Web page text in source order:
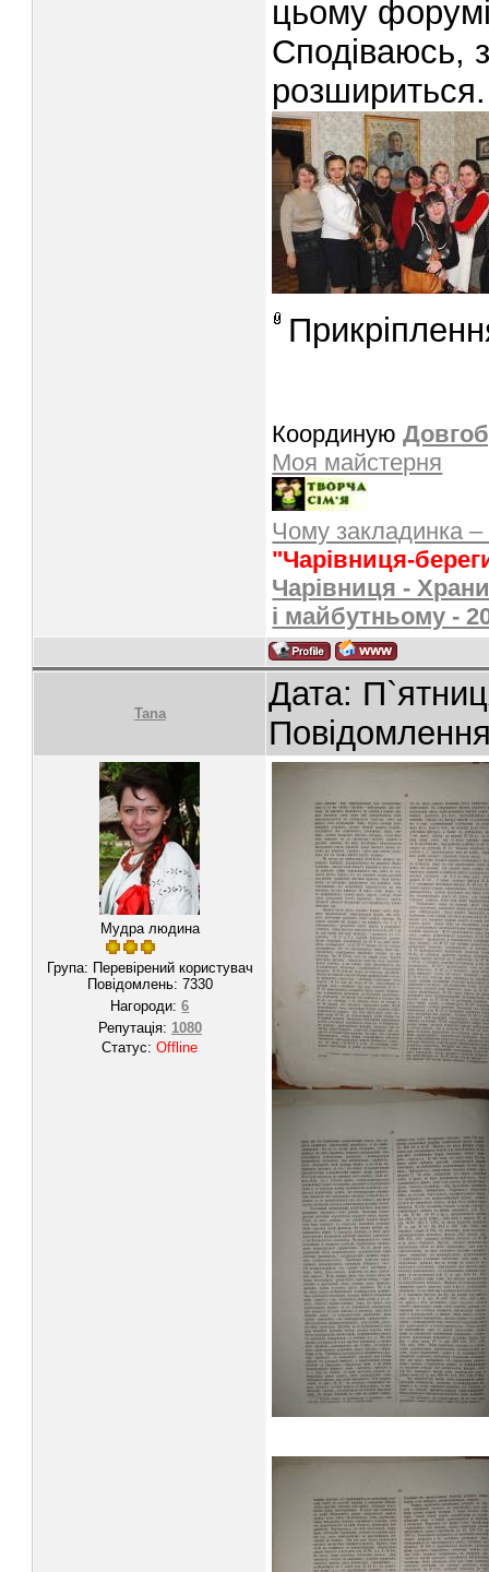
цьому
Сподіваюсь,
Координую
Моя майстерня
Чому закладинка
"Чарівниця-
Чарівниця -
і майбутньому -
Tana
Дата:
Мудра людина
Група: Перевірений користувач
Повідомлень: 7330
Нагороди:6
Репутація: 1080
Статус:Offline